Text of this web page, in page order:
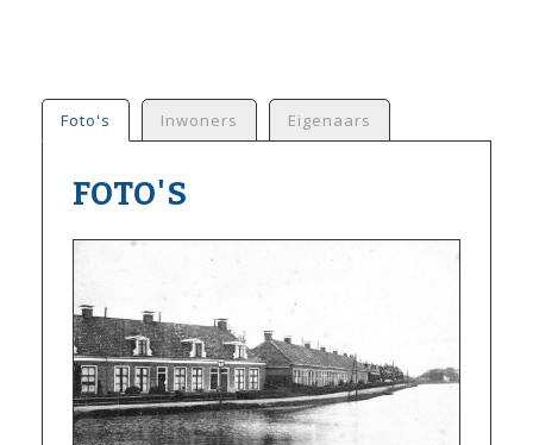
Foto's Inwoners Eigenaars
FOTO'S